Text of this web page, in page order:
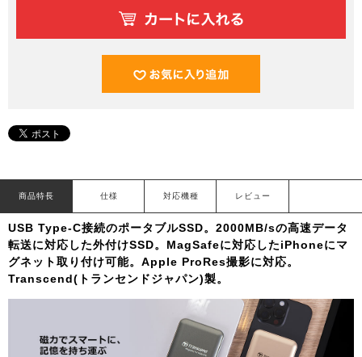
商品特長 仕様 対応機種 レビュー
USB Type-C接続のポータブルSSD。2000MB/sの高速データ
転送に対応した外付けSSD。MagSafeに対応したiPhoneにマ
グネット取り付け可能。Apple ProRes撮影に対応。
Transcend(トランセンドジャパン)製。